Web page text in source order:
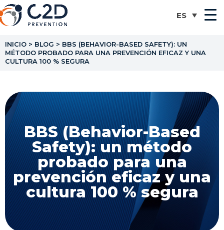
INICIO > BLOG > BBS (BEHAVIOR-BASED SAFETY): UN
MÉTODO PROBADO PARA UNA PREVENCIÓN EFICAZ Y UNA
CULTURA 100 % SEGURA
BBS (Behavior-Based
Safety): un método
probado para una
prevención eficaz y una
cultura 100 % segura